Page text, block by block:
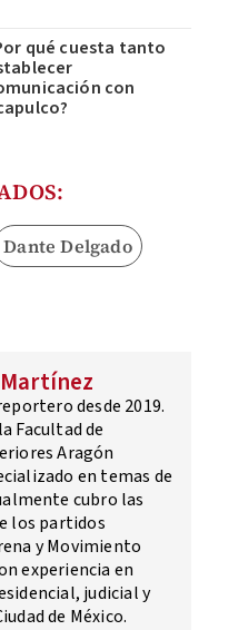
qué cuesta tanto
con
Dante Delgado
desde 2019.
Facultad de
Aragón
en temas de
cubro las
los partidos
y Movimiento
experiencia en
judicial y
de México.